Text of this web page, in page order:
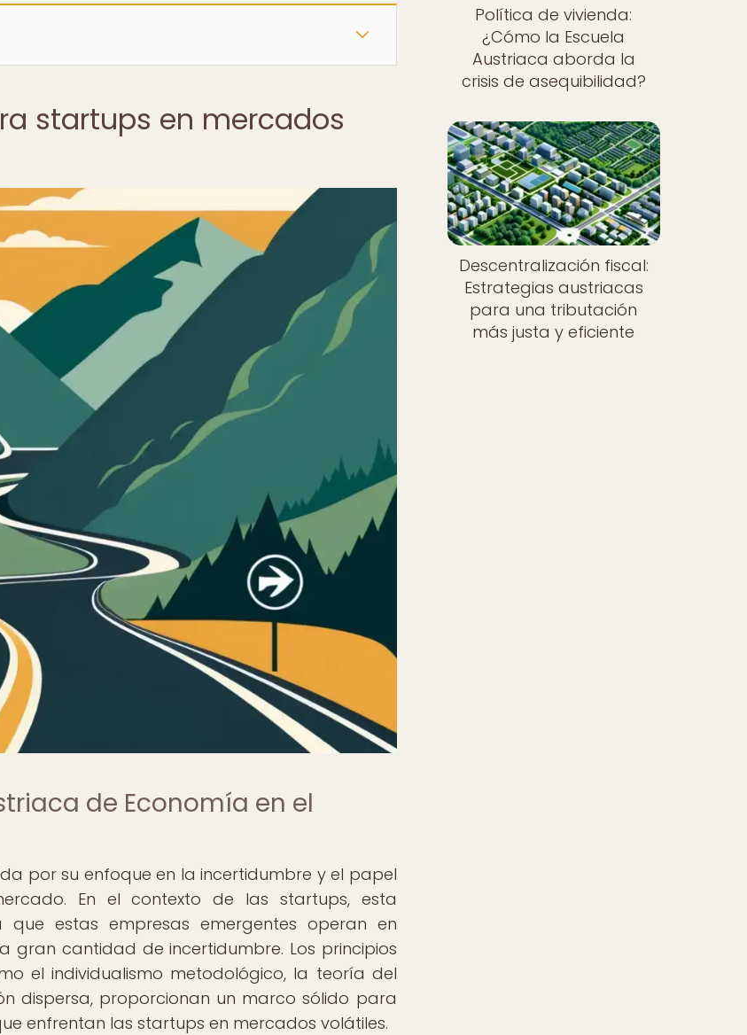
startups en mercados
de Economía en el
por su enfoque en la incertidumbre y el papel
En el contexto de las startups, esta
estas empresas emergentes operan en
gran cantidad de incertidumbre. Los principios
el individualismo metodológico, la teoría del
dispersa, proporcionan un marco sólido para
enfrentan las startups en mercados volátiles.
Política de vivienda:
¿Cómo la Escuela
Austriaca aborda la
crisis de asequibilidad?
Descentralización fiscal:
Estrategias austriacas
para una tributación
más justa y eficiente